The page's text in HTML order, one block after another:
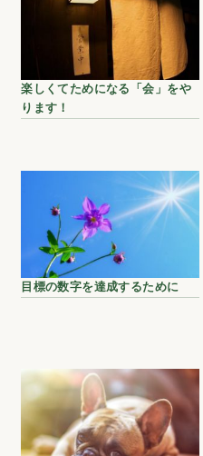
楽しくてためになる「会」をや
ります！
目標の数字を達成するために